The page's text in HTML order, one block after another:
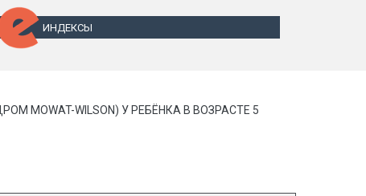
ИНДЕКСЫ
MOWAT-WILSON) У РЕБЁНКА В ВОЗРАСТЕ 5